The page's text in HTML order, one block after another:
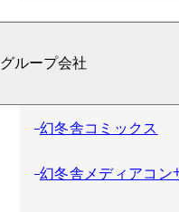
グループ会社
幻冬舎コミックス
幻冬舎メディアコン